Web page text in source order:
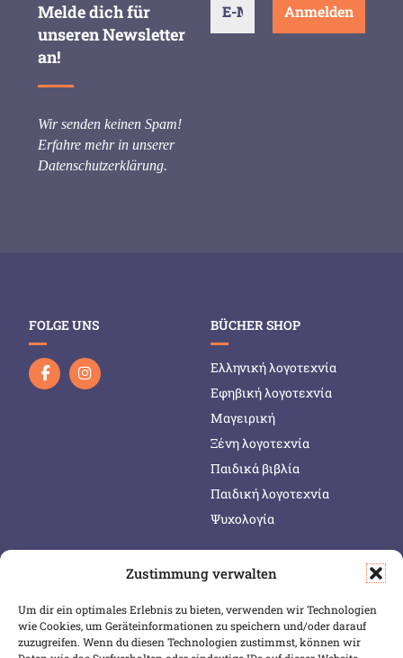
Zustimmung verwalten
Um dir ein optimales Erlebnis zu bieten, verwenden wir Technologien
wie Cookies, um Geräteinformationen zu speichern und/oder darauf
zuzugreifen. Wenn du diesen Technologien zustimmst, können wir
Melde dich für
unseren Newsletter
an!
Wir senden keinen Spam!
Erfahre mehr in unserer
Datenschutzerklärung.
FOLGE UNS BÜCHER SHOP
Ελληνική λογοτεχνία
Εφηβική λογοτεχνία
Μαγειρική
Ξένη λογοτεχνία
Παιδικά βιβλία
Παιδική λογοτεχνία
Ψυχολογία
SERVICE & INFOS
Warenkorb
Wunschliste
SICHER BEZAHLEN